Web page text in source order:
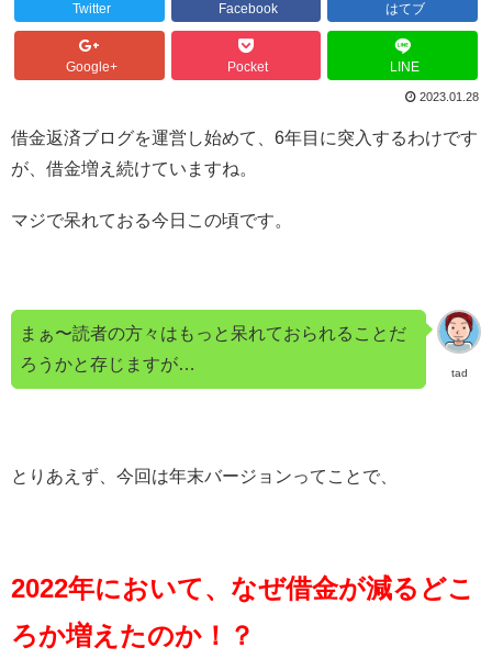
Twitter Facebook はてブ
Google+ Pocket LINE
2023.01.28
借金返済ブログを運営し始めて、6年目に突入するわけです
が、借金増え続けていますね。
マジで呆れておる今日この頃です。
tad
まぁ〜読者の方々はもっと呆れておられることだ
ろうかと存じますが…
とりあえず、今回は年末バージョンってことで、
2022年において、 なぜ借金が減るどこ
ろか増えたのか！？